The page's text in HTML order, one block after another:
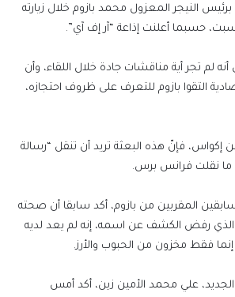
النيجر المعزول محمد بازوم خلال زيارته
حسبما أعلنت إذاعة “آر إف آي”.
لم تجر أية مناقشات جادة خلال اللقاء، وأن
التقوا بازوم للتعرف على ظروف احتجازه،
فإنّ هذه البعثة تريد أن تنقل “رسالة
ما نقلت فرانس برس.
المقربين من بازوم، أكد سابقا أن صحته
الذي رفض الكشف عن اسمه، إنه لم يعد لديه
فقط مخزون من الحبوب والأرز.
الجديد، علي محمد الأمين زين، أكد أمس